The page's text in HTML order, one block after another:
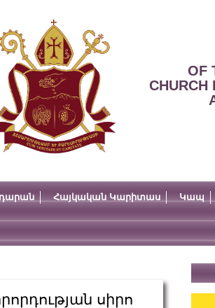
OF
CHURCH
Հայկական Կարիտաս Կապ
սիրո